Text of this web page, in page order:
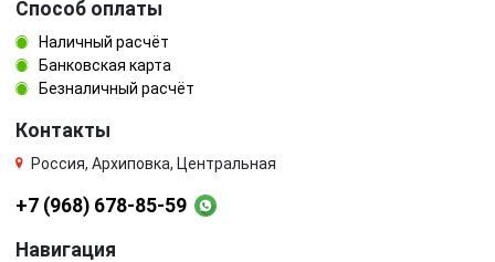
Способ оплаты
Наличный расчёт
Банковская карта
Безналичный расчёт
Контакты
Россия, Архиповка, Центральная
+7 (968) 678-85-59
Навигация